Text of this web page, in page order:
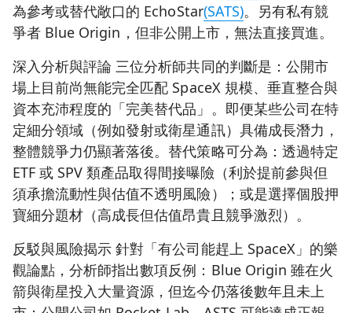
為參考或替代敞口的 EchoStar(SATS)。另有私有競
爭者 Blue Origin，但非公開上市，無法直接買進。
深入分析與評論 三位分析師共同的判斷是：公開市
場上目前尚無能完全匹配 SpaceX 規模、垂直整合與
資本充沛程度的「完美替代品」。即便某些公司在特
定細分領域（例如發射或衛星通訊）具備成長潛力，
整體競爭力仍顯著落後。替代策略可分為：透過特定
ETF 或 SPV 類產品取得間接曝險（利於提前參與但
須承擔流動性與估值不透明風險）；或是選擇個股押
寶細分題材（高成長但估值昂貴且競爭激烈）。
反駁與風險揭示 針對「有公司能趕上 SpaceX」的樂
觀論點，分析師指出數項反例：Blue Origin 雖在火
箭與衛星投入大量資源，但迄今仍落後數年且未上